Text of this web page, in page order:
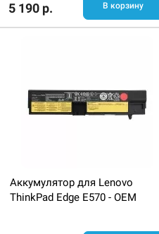
5 190 р. В корзину
Аккумулятор для Lenovo
ThinkPad Edge E570 - OEM